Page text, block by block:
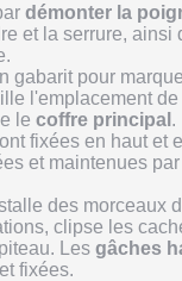
démonter la
et la serrure, ainsi
gabarit pour
l'emplacement
le coffre principal .
fixées en haut et
et maintenues
des morceaux
clipse les
Les gâches
fixées.